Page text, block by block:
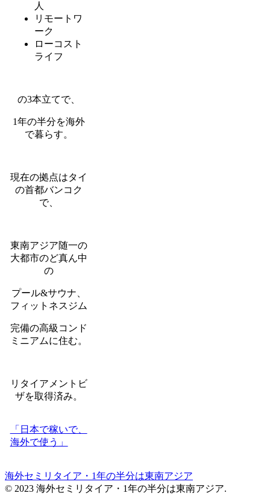
人
リモートワ
ーク
ローコスト
ライフ
の3本立てで、
1年の半分を海外
で暮らす。
現在の拠点はタイ
の首都バンコク
で、
東南アジア随一の
大都市のど真ん中
の
プール&サウナ、
フィットネスジム
完備の高級コンド
ミニアムに住む。
リタイアメントビ
ザを取得済み。
「日本で稼いで、
海外で使う」
海外セミリタイア・1年の半分は東南アジア
© 2023 海外セミリタイア・1年の半分は東南アジア.